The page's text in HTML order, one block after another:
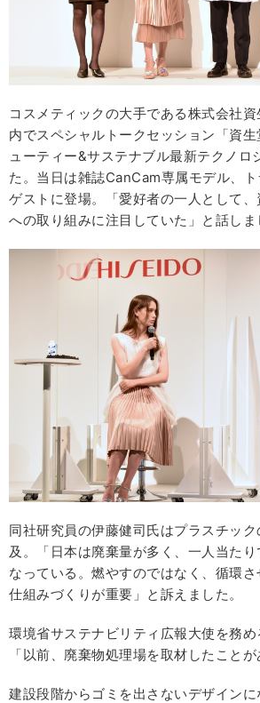
コスメティックの大手である株式会社
内でスペシャルトークセッション「資
ューティー&サステナブル最新テクノロ
た。当日は雑誌CanCam専属モデル、
ゲストに登場。「愛好者の一人として
への取り組みに注目していた」と話しま
同社研究員の伊藤健司氏はプラスチッ
及。「日本は廃棄量が多く、一人当た
なっている。燃やすのではなく、循環
仕組みづくりが重要」と訴えました。
環境省サステナビリティ広報大使を務
「以前、廃棄物処理場を取材したことが
建設段階からゴミを出さないデザインに